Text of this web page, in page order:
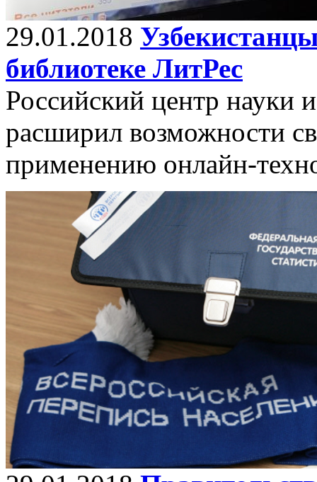
29.01.2018
библиотеке ЛитРес
Российский центр науки
расширил возможности
применению онлайн-